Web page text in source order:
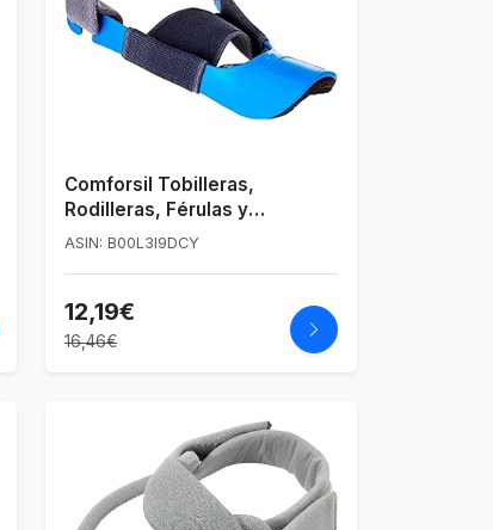
Comforsil Tobilleras,
Rodilleras, Férulas y
Cabestrillos - 1 Unidad 80 g
ASIN: B00L3I9DCY
12,19€
16,46€